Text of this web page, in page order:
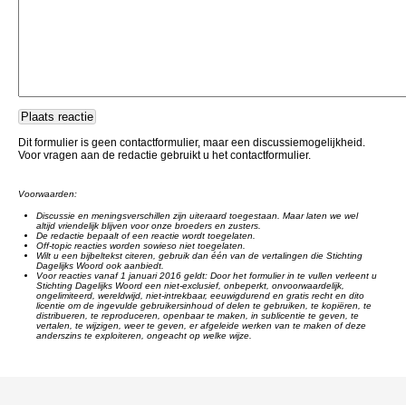
Dit formulier is geen contactformulier, maar een discussiemogelijkheid.
Voor vragen aan de redactie gebruikt u het contactformulier.
Voorwaarden:
Discussie en meningsverschillen zijn uiteraard toegestaan. Maar laten we wel
altijd vriendelijk blijven voor onze broeders en zusters.
De redactie bepaalt of een reactie wordt toegelaten.
Off-topic reacties worden sowieso niet toegelaten.
Wilt u een bijbeltekst citeren, gebruik dan één van de vertalingen die Stichting
Dagelijks Woord ook aanbiedt.
Voor reacties vanaf 1 januari 2016 geldt: Door het formulier in te vullen verleent u
Stichting Dagelijks Woord een niet-exclusief, onbeperkt, onvoorwaardelijk,
ongelimiteerd, wereldwijd, niet-intrekbaar, eeuwigdurend en gratis recht en dito
licentie om de ingevulde gebruikersinhoud of delen te gebruiken, te kopiëren, te
distribueren, te reproduceren, openbaar te maken, in sublicentie te geven, te
vertalen, te wijzigen, weer te geven, er afgeleide werken van te maken of deze
anderszins te exploiteren, ongeacht op welke wijze.